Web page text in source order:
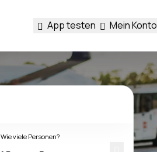
App testen Mein Konto
Wie viele Personen?